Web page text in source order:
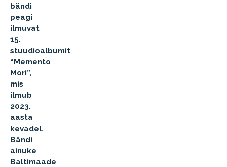
bändi
peagi
ilmuvat
15.
stuudioalbumit
“Memento
Mori”,
mis
ilmub
2023.
aasta
kevadel.
Bändi
ainuke
Baltimaade